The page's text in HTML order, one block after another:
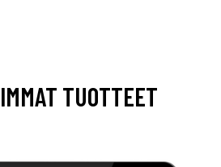
TUOTTEET